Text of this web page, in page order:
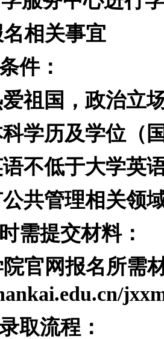
相关事宜
：
祖国，政治立
学历及学位（
不低于大学英
共管理相关领
提交材料：
网报名所需
流程：